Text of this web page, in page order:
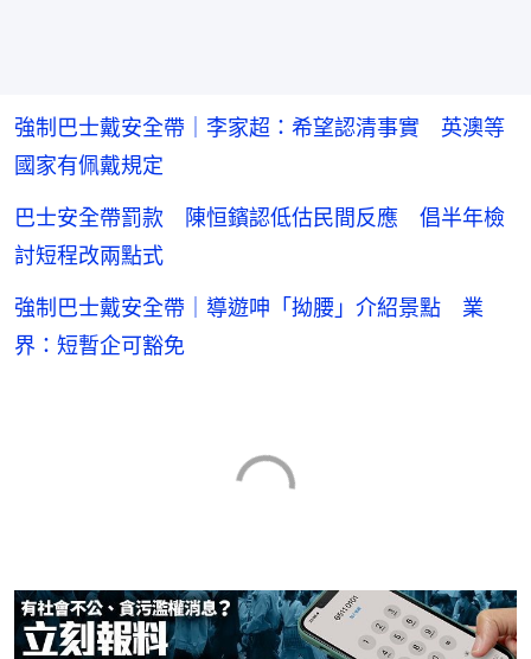
強制巴士戴安全帶｜李家超：希望認清事實 英澳等
國家有佩戴規定
巴士安全帶罰款 陳恒鑌認低估民間反應 倡半年檢
討短程改兩點式
強制巴士戴安全帶｜導遊呻「拗腰」介紹景點 業
界：短暫企可豁免